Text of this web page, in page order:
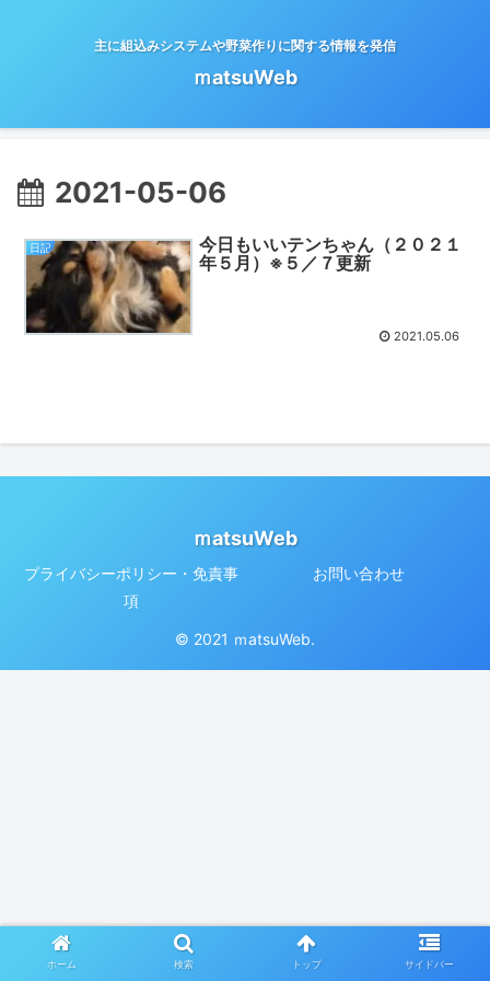
主に組込みシステムや野菜作りに関する情報を発信
ｍatsuWeb
2021-05-06
日記
今日もいいテンちゃん（２０２１
年５月）※５／７更新
2021.05.06
ｍatsuWeb
プライバシーポリシー・免責事
項
お問い合わせ
© 2021 ｍatsuWeb.
ホーム 検索 トップ サイドバー